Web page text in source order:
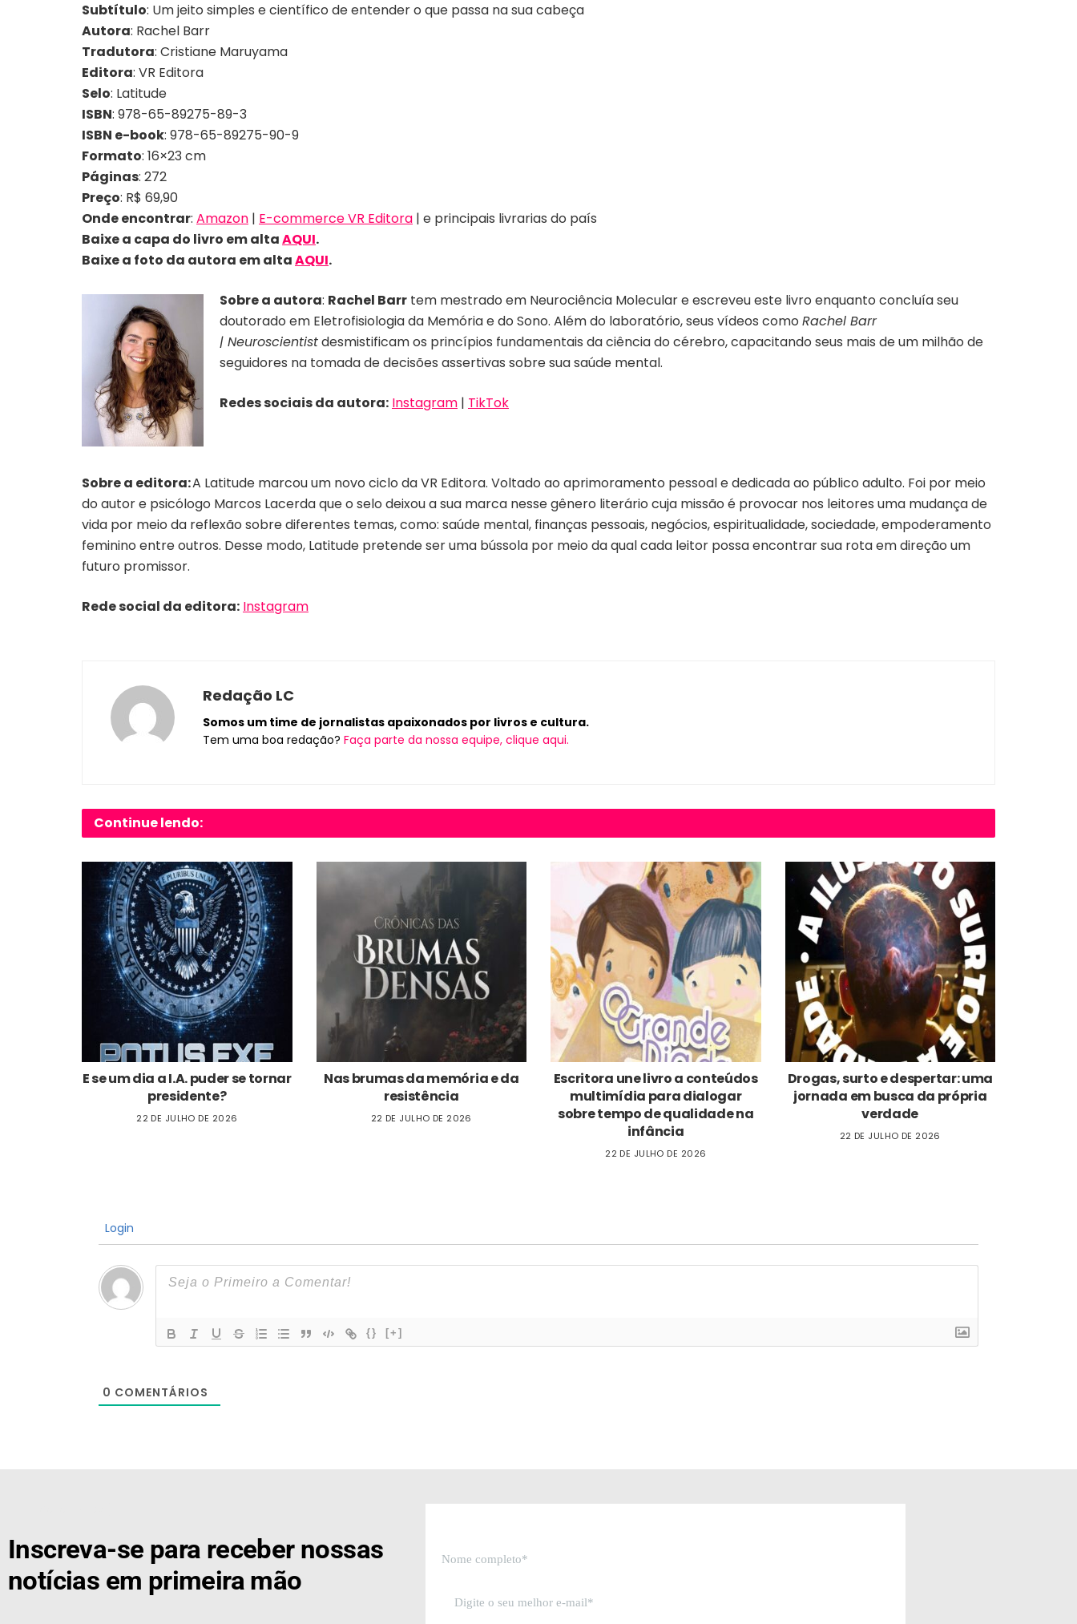
Subtítulo: Um jeito simples e científico de entender o que passa na sua cabeça
Autora: Rachel Barr
Tradutora: Cristiane Maruyama
Editora: VR Editora
Selo: Latitude
ISBN: 978-65-89275-89-3
ISBN e-book: 978-65-89275-90-9
Formato: 16×23 cm
Páginas: 272
Preço: R$ 69,90
Onde encontrar: Amazon | E-commerce VR Editora | e principais livrarias do país
Baixe a capa do livro em altaAQUI.
Baixe a foto da autora em altaAQUI.
Sobre a autora: Rachel Barr tem mestrado em Neurociência Molecular e escreveu este livro enquanto concluía seu
doutorado em Eletrofisiologia da Memória e do Sono. Além do laboratório, seus vídeos como Rachel Barr
| Neuroscientistdesmistificam os princípios fundamentais da ciência do cérebro, capacitando seus mais de um milhão de
seguidores na tomada de decisões assertivas sobre sua saúde mental.
Redes sociais da autora: Instagram | TikTok
Sobre a editora:A Latitude marcou um novo ciclo da VR Editora. Voltado ao aprimoramento pessoal e dedicada ao público adulto. Foi por meio
do autor e psicólogo Marcos Lacerda que o selo deixou a sua marca nesse gênero literário cuja missão é provocar nos leitores uma mudança de
vida por meio da reflexão sobre diferentes temas, como: saúde mental, finanças pessoais, negócios, espiritualidade, sociedade, empoderamento
feminino entre outros. Desse modo, Latitude pretende ser uma bússola por meio da qual cada leitor possa encontrar sua rota em direção um
futuro promissor.
Rede social da editora: Instagram
Redação LC
Somos um time de jornalistas apaixonados por livros e cultura.
Tem uma boa redação? Faça parte da nossa equipe, clique aqui.
Continue lendo:
E se um dia a I.A. puder se tornar
presidente?
22 DE JULHO DE 2026
Nas brumas da memória e da
resistência
22 DE JULHO DE 2026
Escritora une livro a conteúdos
multimídia para dialogar
sobre tempo de qualidade na
infância
22 DE JULHO DE 2026
Drogas, surto e despertar: uma
jornada em busca da própria
verdade
22 DE JULHO DE 2026
Login
{} [+]
0 COMENTÁRIOS
Inscreva-se para receber nossas
notícias em primeira mão